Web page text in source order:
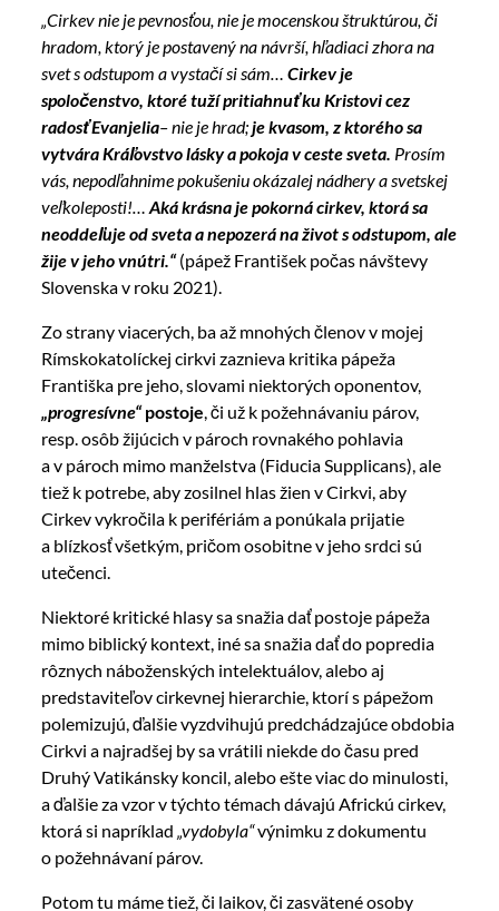
„Cirkev nie je pevnosťou, nie je mocenskou štruktúrou, či
hradom, ktorý je postavený na návrší, hľadiaci zhora na
svet s odstupom a vystačí si sám…Cirkev je
spoločenstvo, ktoré tuží pritiahnuť ku Kristovi cez
radosť Evanjelia– nie je hrad;je kvasom, z ktorého sa
vytvára Kráľovstvo lásky a pokoja v ceste sveta. Prosím
vás, nepodľahnime pokušeniu okázalej nádhery a svetskej
veľkoleposti!…Aká krásna je pokorná cirkev, ktorá sa
neoddeľuje od sveta a nepozerá na život s odstupom, ale
žije v jeho vnútri.“(pápež František počas návštevy
Slovenska v roku 2021).
Zo strany viacerých, ba až mnohých členov v mojej
Rímskokatolíckej cirkvi zaznieva kritika pápeža
Františka pre jeho, slovami niektorých oponentov,
„progresívne“postoje , či už k požehnávaniu párov,
resp. osôb žijúcich v pároch rovnakého pohlavia
a v pároch mimo manželstva (Fiducia Supplicans), ale
tiež k potrebe, aby zosilnel hlas žien v Cirkvi, aby
Cirkev vykročila k perifériám a ponúkala prijatie
a blízkosť všetkým, pričom osobitne v jeho srdci sú
utečenci.
Niektoré kritické hlasy sa snažia dať postoje pápeža
mimo biblický kontext, iné sa snažia dať do popredia
rôznych náboženských intelektuálov, alebo aj
predstaviteľov cirkevnej hierarchie, ktorí s pápežom
polemizujú, ďalšie vyzdvihujú predchádzajúce obdobia
Cirkvi a najradšej by sa vrátili niekde do času pred
Druhý Vatikánsky koncil, alebo ešte viac do minulosti,
a ďalšie za vzor v týchto témach dávajú Africkú cirkev,
ktorá si napríklad „vydobyla“výnimku z dokumentu
o požehnávaní párov.
Potom tu máme tiež, či laikov, či zasvätené osoby